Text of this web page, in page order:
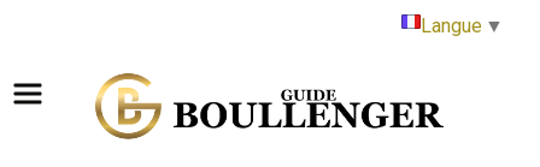
Langue ▼